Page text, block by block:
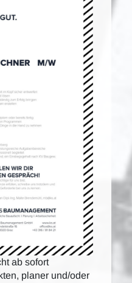
ab sofort
planer und/oder